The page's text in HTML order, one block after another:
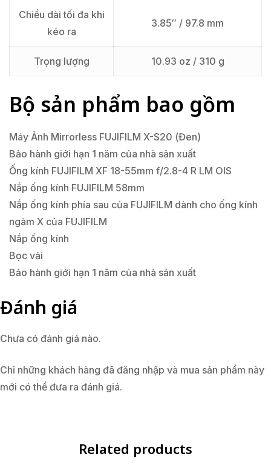
Chiều dài tối đa khi
kéo ra
3.85″ / 97.8 mm
Trọng lượng 10.93 oz / 310 g
Bộ sản phẩm bao gồm
Máy Ảnh Mirrorless FUJIFILM X-S20 (Đen)
Bảo hành giới hạn 1 năm của nhà sản xuất
Ống kính FUJIFILM XF 18-55mm f/2.8-4 R LM OIS
Nắp ống kính FUJIFILM 58mm
Nắp ống kính phía sau của FUJIFILM dành cho ống kính
ngàm X của FUJIFILM
Nắp ống kính
Bọc vải
Bảo hành giới hạn 1 năm của nhà sản xuất
Đánh giá
Chưa có đánh giá nào.
Chỉ những khách hàng đã đăng nhập và mua sản phẩm này
mới có thể đưa ra đánh giá.
Related products